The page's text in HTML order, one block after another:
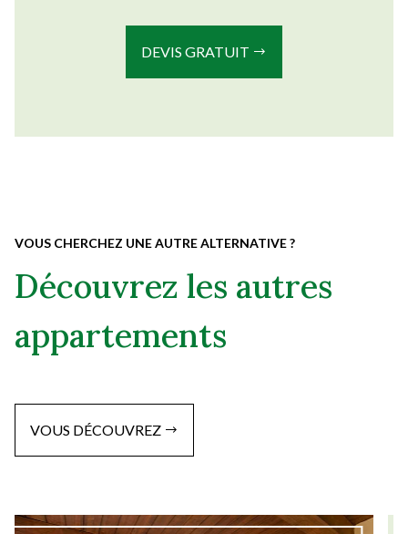
DEVIS GRATUIT
VOUS CHERCHEZ UNE AUTRE ALTERNATIVE ?
Découvrez les autres
appartements
VOUS DÉCOUVREZ